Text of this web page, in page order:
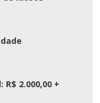
2.000,00 +